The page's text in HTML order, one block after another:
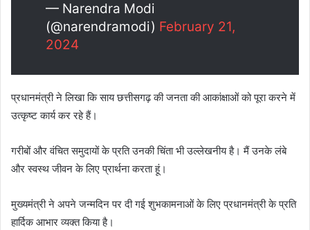
— Narendra Modi
(@narendramodi) February 21,
2024
प्रधानमंत्री ने लिखा कि साय छत्तीसगढ़ की जनता की आकांक्षाओं को पूरा करने में
उत्कृष्ट कार्य कर रहे हैं।
गरीबों और वंचित समुदायों के प्रति उनकी चिंता भी उल्लेखनीय है। मैं उनके लंबे
और स्वस्थ जीवन के लिए प्रार्थना करता हूं।
मुख्यमंत्री ने अपने जन्मदिन पर दी गई शुभकामनाओं के लिए प्रधानमंत्री के प्रति
हार्दिक आभार व्यक्त किया है।